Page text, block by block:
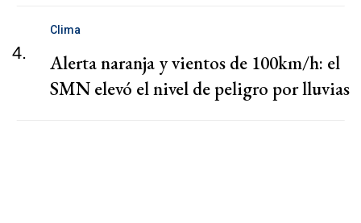
4.
Clima
Alerta naranja y vientos de 100km/h: el
SMN elevó el nivel de peligro por lluvias